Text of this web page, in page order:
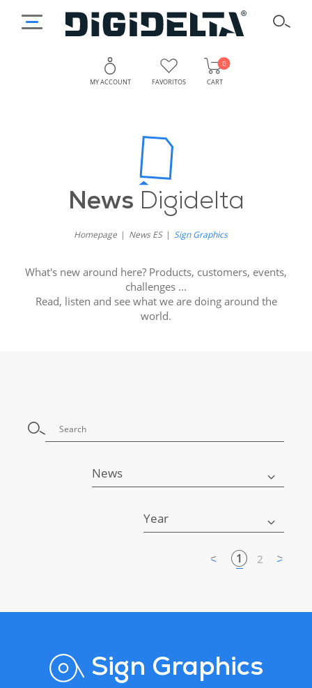
MY ACCOUNT FAVORITOS CART
0
News Digidelta
Homepage News ES Sign Graphics
What's new around here? Products, customers, events,
challenges ...
Read, listen and see what we are doing around the
world.
News
Year
1 2
Sign Graphics